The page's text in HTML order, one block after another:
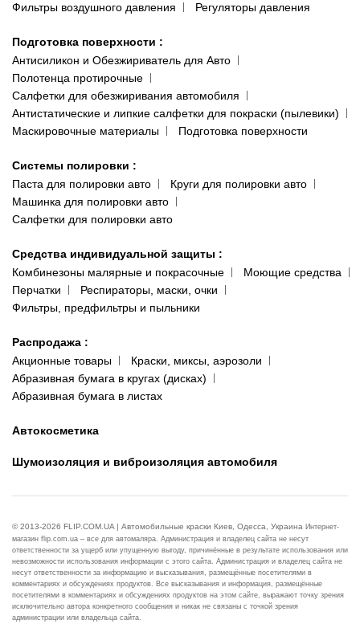
Фильтры воздушного давления
Регуляторы давления
Подготовка поверхности :
Антисиликон и Обезжириватель для Авто
Полотенца протирочные
Салфетки для обезжиривания автомобиля
Антистатические и липкие салфетки для покраски (пылевики)
Маскировочные материалы
Подготовка поверхности
Системы полировки :
Паста для полировки авто
Круги для полировки авто
Машинка для полировки авто
Салфетки для полировки авто
Средства индивидуальной защиты :
Комбинезоны малярные и покрасочные
Моющие средства
Перчатки
Респираторы, маски, очки
Фильтры, предфильтры и пыльники
Распродажа :
Акционные товары
Краски, миксы, аэрозоли
Абразивная бумага в кругах (дисках)
Абразивная бумага в листах
Автокосметика
Шумоизоляция и виброизоляция автомобиля
© 2013-2026 FLIP.COM.UA | Автомобильные краски Киев, Одесса, Украина Интернет-
магазин flip.com.ua – все для автомаляра. Администрация и владелец сайта не несут
ответственности за ущерб или упущенную выгоду, причинённые в результате использования или
невозможности использования информации с этого сайта. Администрация и владелец сайта не
несут ответственности за информацию и высказывания, размещённые посетителями в
комментариях и обсуждениях продуктов. Все высказывания и информация, размещённые
посетителями в комментариях и обсуждениях продуктов на этом сайте, выражают точку зрения
исключительно автора конкретного сообщения и никак не связаны с точкой зрения
администрации или владельца сайта.